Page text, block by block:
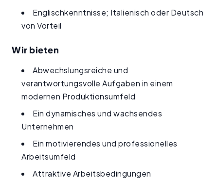
Englischkenntnisse; Italienisch oder Deutsch
von Vorteil
Wir bieten
Abwechslungsreiche und
verantwortungsvolle Aufgaben in einem
modernen Produktionsumfeld
Ein dynamisches und wachsendes
Unternehmen
Ein motivierendes und professionelles
Arbeitsumfeld
Attraktive Arbeitsbedingungen